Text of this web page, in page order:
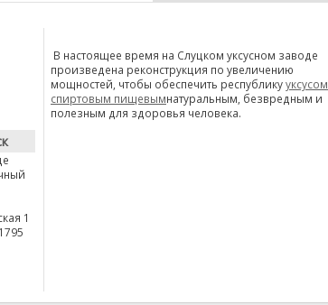
1
В настоящее время на Слуцком уксусном заводе
произведена реконструкция по увеличению
мощностей, чтобы обеспечить республикууксусом
спиртовым пищевымнатуральным, безвредным и
полезным для здоровья человека.